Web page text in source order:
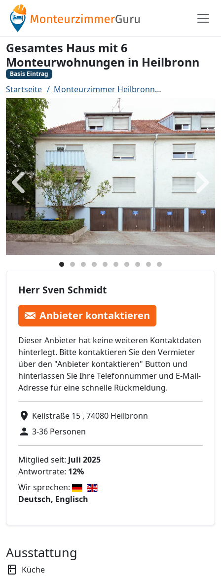
Gesamtes Haus mit 6
Monteurwohnungen in Heilbronn
Basis Eintrag
Startseite Monteurzimmer Heilbronn
Zurück
Herr Sven Schmidt
Anbieter kontaktieren
Dieser Anbieter hat keine weiteren Kontaktdaten
hinterlegt. Bitte kontaktieren Sie den Vermieter
über den "Anbieter kontaktieren" Button und
hinterlassen Sie Ihre Telefonnummer und E-Mail-
Adresse für eine schnelle Rückmeldung.
Keilstraße 15 , 74080 Heilbronn
3-36 Personen
Mitglied seit: Juli 2025
Antwortrate: 12%
Wir sprechen:
Deutsch, Englisch
Ausstattung
Küche